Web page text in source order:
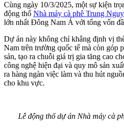
Cùng ngày 10/3/2025, một sự kiện
động thổ Nhà máy cà phê Trung
lớn nhất Đông Nam Á với tổng vốn
Dự án này không chỉ khẳng định vị
Nam trên trường quốc tế mà còn góp
sản, tạo ra chuỗi giá trị gia tăng cao
công nghệ hiện đại và quy mô sản
ra hàng ngàn việc làm và thu hút
cho khu vực.
Lễ động thổ dự án Nhà máy cà